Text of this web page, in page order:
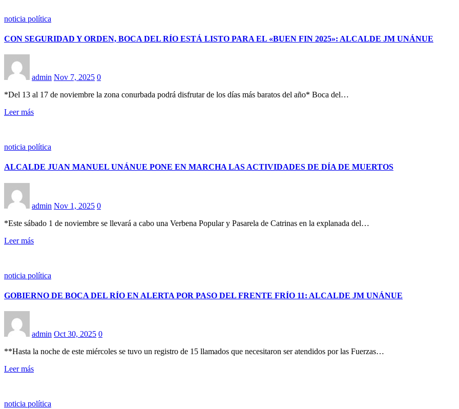
noticia política
CON SEGURIDAD Y ORDEN, BOCA DEL RÍO ESTÁ LISTO PARA EL «BUEN FIN 2025»: ALCALDE JM UNÁNUE
admin Nov 7, 2025 0
*Del 13 al 17 de noviembre la zona conurbada podrá disfrutar de los días más baratos del año* Boca del…
Leer más
noticia política
ALCALDE JUAN MANUEL UNÁNUE PONE EN MARCHA LAS ACTIVIDADES DE DÍA DE MUERTOS
admin Nov 1, 2025 0
*Este sábado 1 de noviembre se llevará a cabo una Verbena Popular y Pasarela de Catrinas en la explanada del…
Leer más
noticia política
GOBIERNO DE BOCA DEL RÍO EN ALERTA POR PASO DEL FRENTE FRÍO 11: ALCALDE JM UNÁNUE
admin Oct 30, 2025 0
**Hasta la noche de este miércoles se tuvo un registro de 15 llamados que necesitaron ser atendidos por las Fuerzas…
Leer más
noticia política